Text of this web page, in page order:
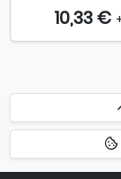
10,33 €